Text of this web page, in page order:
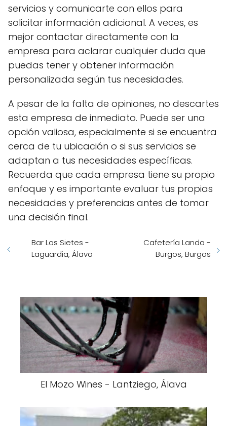
servicios y comunicarte con ellos para
solicitar información adicional. A veces, es
mejor contactar directamente con la
empresa para aclarar cualquier duda que
puedas tener y obtener información
personalizada según tus necesidades.
A pesar de la falta de opiniones, no descartes
esta empresa de inmediato. Puede ser una
opción valiosa, especialmente si se encuentra
cerca de tu ubicación o si sus servicios se
adaptan a tus necesidades específicas.
Recuerda que cada empresa tiene su propio
enfoque y es importante evaluar tus propias
necesidades y preferencias antes de tomar
una decisión final.
Bar Los Sietes -
Laguardia, Álava
Cafetería Landa -
Burgos, Burgos
El Mozo Wines - Lantziego, Álava